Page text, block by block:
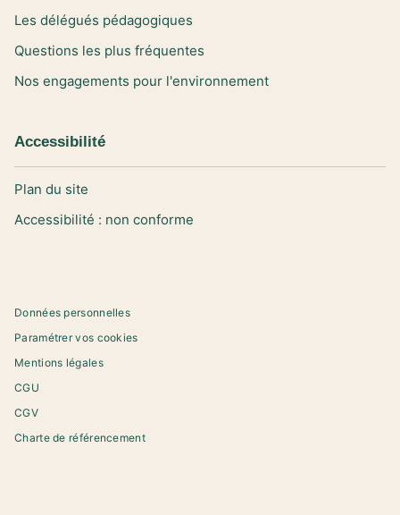
Les délégués pédagogiques
Questions les plus fréquentes
Nos engagements pour l'environnement
Accessibilité
Plan du site
Accessibilité : non conforme
Données personnelles
Paramétrer vos cookies
Mentions légales
CGU
CGV
Charte de référencement